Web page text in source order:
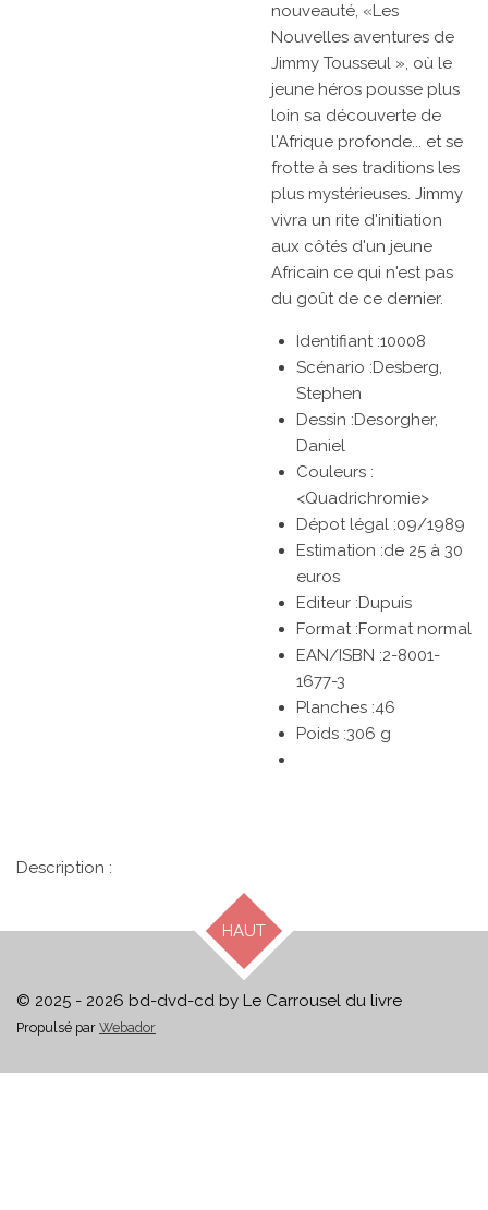
nouveauté, «Les
Nouvelles aventures de
Jimmy Tousseul », où le
jeune héros pousse plus
loin sa découverte de
l'Afrique profonde... et se
frotte à ses traditions les
plus mystérieuses. Jimmy
vivra un rite d'initiation
aux côtés d'un jeune
Africain ce qui n'est pas
du goût de ce dernier.
Identifiant :10008
Scénario :Desberg,
Stephen
Dessin :Desorgher,
Daniel
Couleurs :
<Quadrichromie>
Dépot légal :09/1989
Estimation :de 25 à 30
euros
Editeur :Dupuis
Format :Format normal
EAN/ISBN :2-8001-
1677-3
Planches :46
Poids :306 g
Description :
HAUT
© 2025 - 2026 bd-dvd-cd by Le Carrousel du livre
Propulsé par Webador